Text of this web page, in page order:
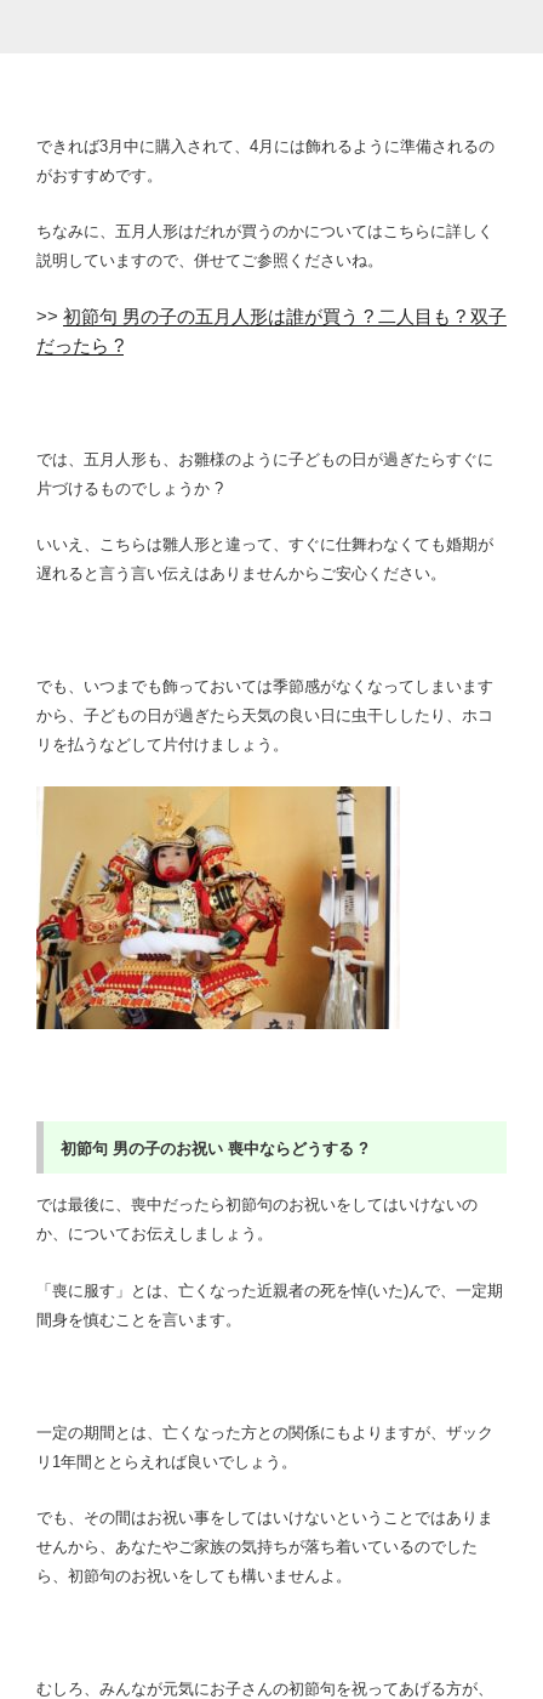
できれば3月中に購入されて、4月には飾れるように準備されるの
がおすすめです。
ちなみに、五月人形はだれが買うのかについてはこちらに詳しく
説明していますので、併せてご参照くださいね。
>> 初節句 男の子の五月人形は誰が買う ? 二人目も ? 双子
だったら ?
では、五月人形も、お雛様のように子どもの日が過ぎたらすぐに
片づけるものでしょうか ?
いいえ、こちらは雛人形と違って、すぐに仕舞わなくても婚期が
遅れると言う言い伝えはありませんからご安心ください。
でも、いつまでも飾っておいては季節感がなくなってしまいます
から、子どもの日が過ぎたら天気の良い日に虫干ししたり、ホコ
リを払うなどして片付けましょう。
初節句 男の子のお祝い 喪中ならどうする ?
では最後に、喪中だったら初節句のお祝いをしてはいけないの
か、についてお伝えしましょう。
「喪に服す」とは、亡くなった近親者の死を悼(いた)んで、一定期
間身を慎むことを言います。
一定の期間とは、亡くなった方との関係にもよりますが、ザック
リ1年間ととらえれば良いでしょう。
でも、その間はお祝い事をしてはいけないということではありま
せんから、あなたやご家族の気持ちが落ち着いているのでした
ら、初節句のお祝いをしても構いませんよ。
むしろ、みんなが元気にお子さんの初節句を祝ってあげる方が、